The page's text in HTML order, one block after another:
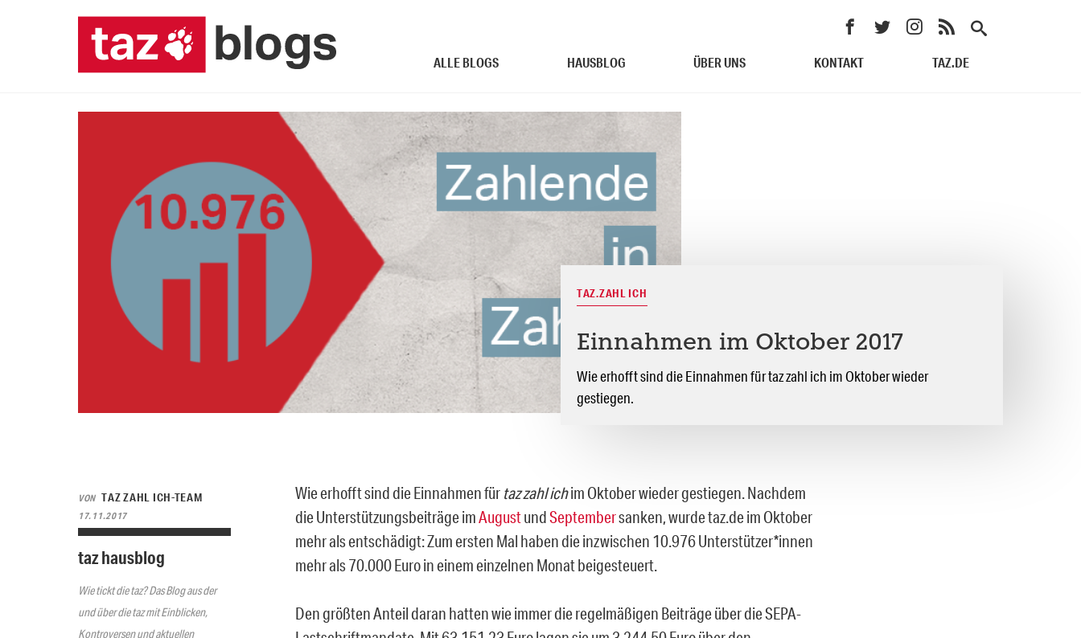
ALLE BLOGS HAUSBLOG ÜBER UNS KONTAKT TAZ.DE
TAZ.ZAHL ICH
Einnahmen im Oktober 2017
Wie erhofft sind die Einnahmen für taz zahl ich im Oktober wieder
gestiegen.
VON TAZ ZAHL ICH-TEAM
17.11.2017
taz hausblog
Wie tickt die taz? Das Blog aus der
und über die taz mit Einblicken,
Kontroversen und aktuellen
Wie erhofft sind die Einnahmen für taz zahl ichim Oktober wieder gestiegen. Nachdem
die Unterstützungsbeiträge imAugustundSeptembersanken, wurde taz.de im Oktober
mehr als entschädigt: Zum ersten Mal haben die inzwischen 10.976 Unterstützer*innen
mehr als 70.000 Euro in einem einzelnen Monat beigesteuert.
Den größten Anteil daran hatten wie immer die regelmäßigen Beiträge über die SEPA-